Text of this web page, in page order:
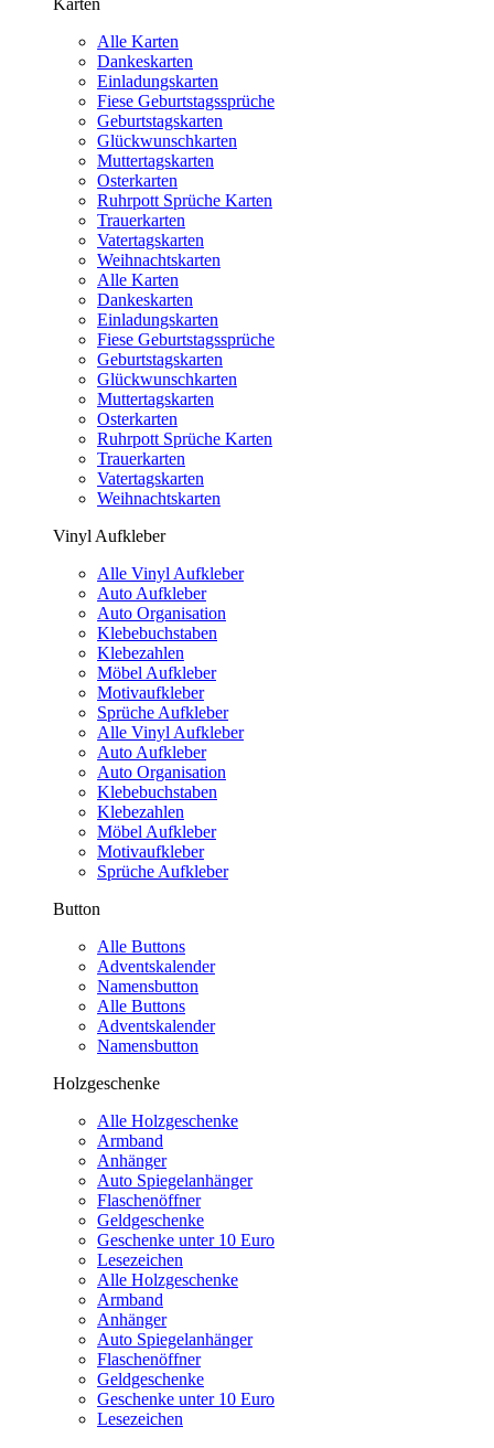
Alle Karten
Dankeskarten
Einladungskarten
Fiese Geburtstagssprüche
Geburtstagskarten
Glückwunschkarten
Muttertagskarten
Osterkarten
Ruhrpott Sprüche Karten
Trauerkarten
Vatertagskarten
Weihnachtskarten
Alle Karten
Dankeskarten
Einladungskarten
Fiese Geburtstagssprüche
Geburtstagskarten
Glückwunschkarten
Muttertagskarten
Osterkarten
Ruhrpott Sprüche Karten
Trauerkarten
Vatertagskarten
Weihnachtskarten
Vinyl Aufkleber
Alle Vinyl Aufkleber
Auto Aufkleber
Auto Organisation
Klebebuchstaben
Klebezahlen
Möbel Aufkleber
Motivaufkleber
Sprüche Aufkleber
Alle Vinyl Aufkleber
Auto Aufkleber
Auto Organisation
Klebebuchstaben
Klebezahlen
Möbel Aufkleber
Motivaufkleber
Sprüche Aufkleber
Button
Alle Buttons
Adventskalender
Namensbutton
Alle Buttons
Adventskalender
Namensbutton
Holzgeschenke
Alle Holzgeschenke
Armband
Anhänger
Auto Spiegelanhänger
Flaschenöffner
Geldgeschenke
Geschenke unter 10 Euro
Lesezeichen
Alle Holzgeschenke
Armband
Anhänger
Auto Spiegelanhänger
Flaschenöffner
Geldgeschenke
Geschenke unter 10 Euro
Lesezeichen